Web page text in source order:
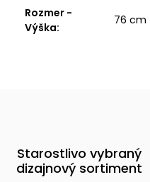
Rozmer -
Výška:
76 cm
Starostlivo vybraný
dizajnový sortiment